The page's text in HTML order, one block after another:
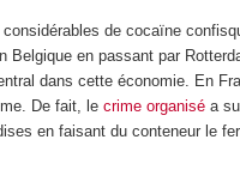
de cocaïne
Belgique en passant par
dans cette économie. En
De fait, lecrime organisé a
en faisant du conteneur le